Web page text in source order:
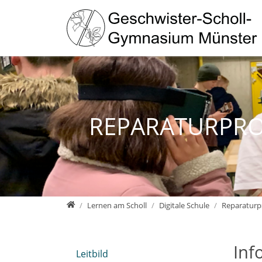
Direkt zur Hauptnavigation springen
Direkt zum Inhalt springen
Zur Unternavigation springen
Geschwister-Scholl-Gymnasium Münster - Homepage
Lernen am Scholl Digitale Schule
Leitbild